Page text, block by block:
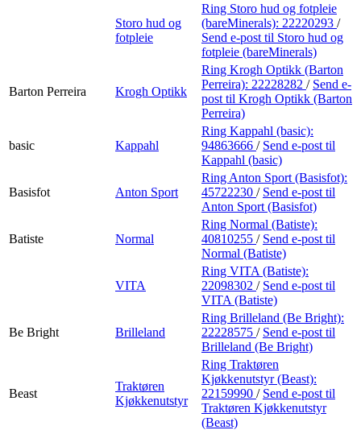
Storo hud og
fotpleie
Ring Storo hud og fotpleie
(bareMinerals): 22220293 /
Send e-post til Storo hud og
fotpleie (bareMinerals)
Barton Perreira Krogh Optikk
Ring Krogh Optikk (Barton
Perreira): 22228282 / Send e-
post til Krogh Optikk (Barton
Perreira)
basic Kappahl
Ring Kappahl (basic):
94863666 / Send e-post til
Kappahl (basic)
Basisfot Anton Sport
Ring Anton Sport (Basisfot):
45722230 / Send e-post til
Anton Sport (Basisfot)
Batiste Normal
Ring Normal (Batiste):
40810255 / Send e-post til
Normal (Batiste)
VITA
Ring VITA (Batiste):
22098302 / Send e-post til
VITA (Batiste)
Be Bright Brilleland
Ring Brilleland (Be Bright):
22228575 / Send e-post til
Brilleland (Be Bright)
Beast
Traktøren
Kjøkkenutstyr
Ring Traktøren
Kjøkkenutstyr (Beast):
22159990 / Send e-post til
Traktøren Kjøkkenutstyr
(Beast)